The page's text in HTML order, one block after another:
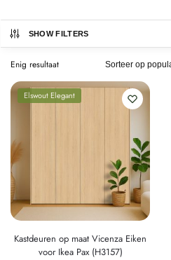
SHOW FILTERS
Enig resultaat
Elswout Elegant
Kastdeuren op maat Vicenza Eiken
voor Ikea Pax (H3157)